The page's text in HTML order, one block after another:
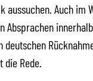
Auch im
Absprachen
die Rede.